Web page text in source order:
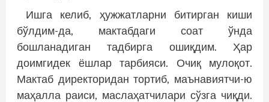
Ишга келиб, ҳужжатларни битирган киши
бўлдим-да, мактабдаги соат ўнда
бошланадиган тадбирга ошиқдим. Ҳар
доимгидек ёшлар тарбияси. Очиқ мулоқот.
Мактаб директоридан тортиб, маънавиятчи-ю
маҳалла раиси, маслаҳатчилари сўзга чиқди.